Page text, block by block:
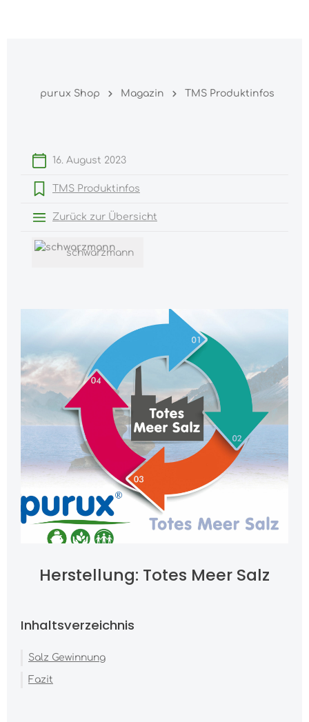
purux Shop Magazin TMS Produktinfos
16. August 2023
TMS Produktinfos
Zurück zur Übersicht
schwarzmann
Herstellung: Totes Meer Salz
Inhaltsverzeichnis
Salz Gewinnung
Fazit